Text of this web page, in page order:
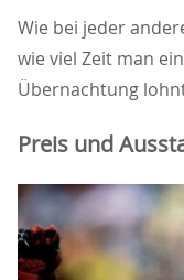
Wie bei jeder
wie viel Zeit man
Übernachtung
Preis und